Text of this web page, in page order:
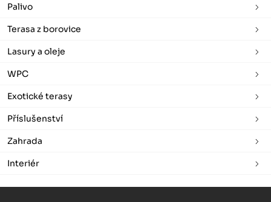
Palivo
Terasa z borovice
Lasury a oleje
WPC
Exotické terasy
Příslušenství
Zahrada
Interiér